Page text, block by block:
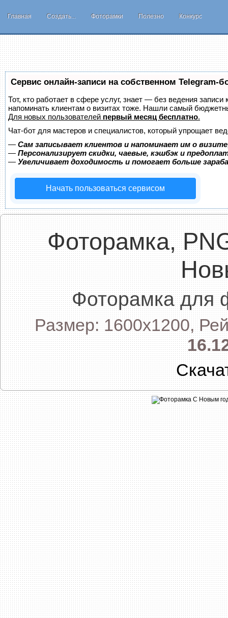
Главная Создать... Фоторамки Полезно Конкурс
Сервис онлайн-записи на собственном Telegram-
Тот, кто работает в сфере услуг, знает — без ведения
напоминать клиентам о визитах тоже. Нашли самый
Для новых пользователей первый месяц бесплатно.
Чат-бот для мастеров и специалистов, который упрощает
— Сам записывает клиентов и напоминает им о
— Персонализирует скидки, чаевые, кэшбэк и
— Увеличивает доходимость и помогает больше
Начать пользоваться сервисом
Фоторамка,
Фоторамка для
Размер: 1600x1200,